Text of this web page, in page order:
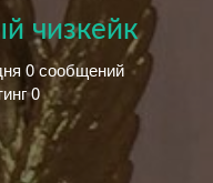
чизкейк
0 сообщений
0